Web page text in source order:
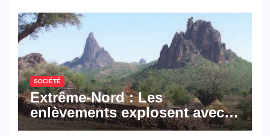
hôtellerie-restauration
SOCIÉTÉ
Extrême-Nord : Les
enlèvements explosent avec
308 victimes en trois mois